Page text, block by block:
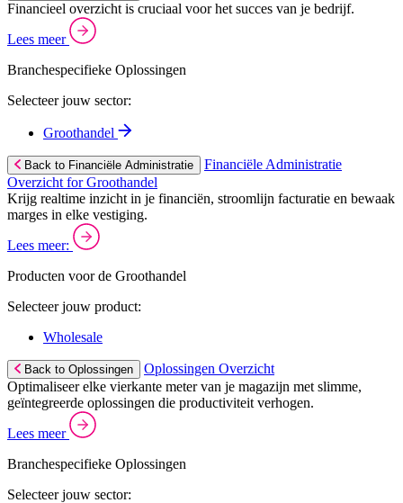
Financieel overzicht is cruciaal voor het succes van je bedrijf.
Lees meer
Branchespecifieke Oplossingen
Selecteer jouw sector:
Groothandel
Back to Financiële Administratie
Financiële Administratie
Overzicht for Groothandel
Krijg realtime inzicht in je financiën, stroomlijn facturatie en bewaak
marges in elke vestiging.
Lees meer:
Producten voor de Groothandel
Selecteer jouw product:
Wholesale
Back to Oplossingen
Oplossingen Overzicht
Optimaliseer elke vierkante meter van je magazijn met slimme,
geïntegreerde oplossingen die productiviteit verhogen.
Lees meer
Branchespecifieke Oplossingen
Selecteer jouw sector: